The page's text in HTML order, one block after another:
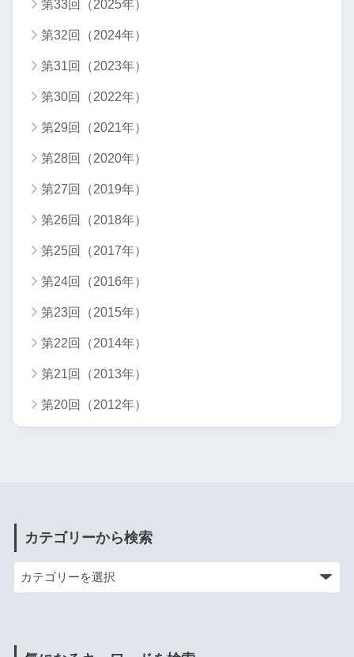
第33回（2025年）
第32回（2024年）
第31回（2023年）
第30回（2022年）
第29回（2021年）
第28回（2020年）
第27回（2019年）
第26回（2018年）
第25回（2017年）
第24回（2016年）
第23回（2015年）
第22回（2014年）
第21回（2013年）
第20回（2012年）
カテゴリーから検索